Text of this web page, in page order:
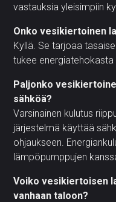
vastauksia yleisimpiin
Onko vesikiertoinen
Kyllä. Se tarjoaa
tukee energiatehokasta
Paljonko
sähköä?
Varsinainen kulutus
järjestelmä käyttää
ohjaukseen.
lämpöpumppujen
Voiko vesikiertoisen
vanhaan taloon?